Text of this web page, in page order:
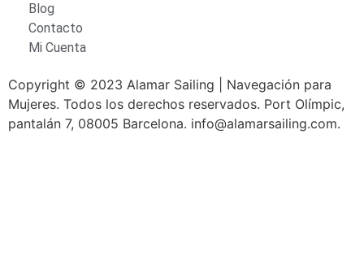
Blog
Contacto
Mi Cuenta
Copyright © 2023 Alamar Sailing | Navegación para
Mujeres. Todos los derechos reservados. Port Olímpic,
pantalán 7, 08005 Barcelona. info@alamarsailing.com.